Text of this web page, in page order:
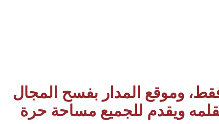
وموقع المدار بفسح المجال
ويقدم للجميع مساحة حرة